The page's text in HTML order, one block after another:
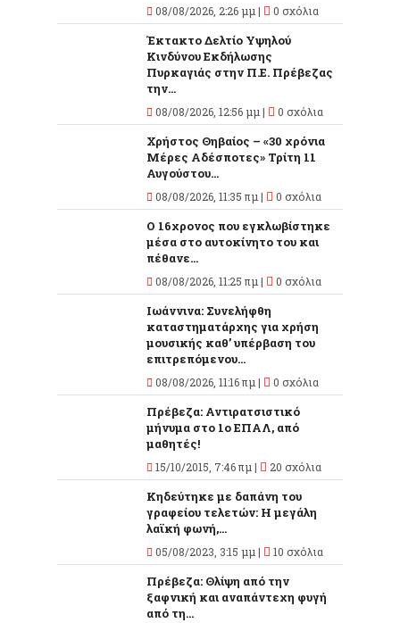
08/08/2026, 2:26 μμ | 0 σχόλια
Έκτακτο Δελτίο Υψηλού
Κινδύνου Εκδήλωσης
Πυρκαγιάς στην Π.Ε. Πρέβεζας
την...
08/08/2026, 12:56 μμ | 0 σχόλια
Χρήστος Θηβαίος – «30 χρόνια
Μέρες Αδέσποτες» Τρίτη 11
Αυγούστου...
08/08/2026, 11:35 πμ | 0 σχόλια
O 16χρονος που εγκλωβίστηκε
μέσα στο αυτοκίνητο του και
πέθανε...
08/08/2026, 11:25 πμ | 0 σχόλια
Ιωάννινα: Συνελήφθη
καταστηματάρχης για χρήση
μουσικής καθ’ υπέρβαση του
επιτρεπόμενου...
08/08/2026, 11:16 πμ | 0 σχόλια
Πρέβεζα: Αντιρατσιστικό
μήνυμα στο 1ο ΕΠΑΛ, από
μαθητές!
15/10/2015, 7:46 πμ | 20 σχόλια
Κηδεύτηκε με δαπάνη του
γραφείου τελετών: Η μεγάλη
λαϊκή φωνή,...
05/08/2023, 3:15 μμ | 10 σχόλια
Πρέβεζα: Θλίψη από την
ξαφνική και αναπάντεχη φυγή
από τη...